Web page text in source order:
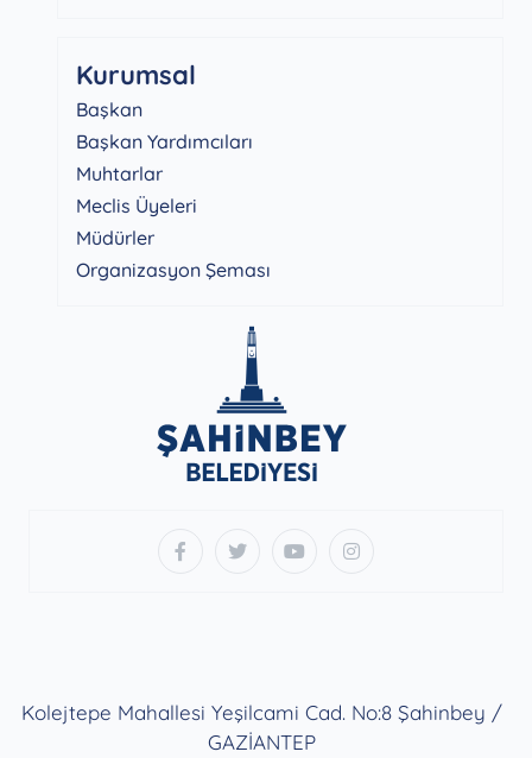
Kurumsal
Başkan
Başkan Yardımcıları
Muhtarlar
Meclis Üyeleri
Müdürler
Organizasyon Şeması
Kolejtepe Mahallesi Yeşilcami Cad. No:8 Şahinbey /
GAZİANTEP